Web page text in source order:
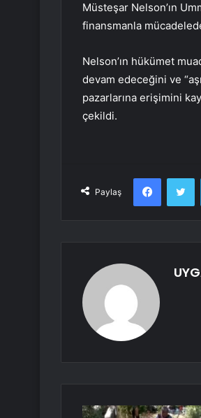
Müsteşar Nelson’ın
finansmanla
Nelson’ın hükümet
devam edeceğini ve
pazarlarına erişimini
çekildi.
Paylaş